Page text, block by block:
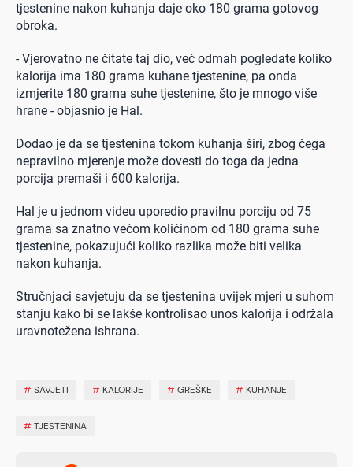
tjestenine nakon kuhanja daje oko 180 grama gotovog
obroka.
- Vjerovatno ne čitate taj dio, već odmah pogledate koliko
kalorija ima 180 grama kuhane tjestenine, pa onda
izmjerite 180 grama suhe tjestenine, što je mnogo više
hrane - objasnio je Hal.
Dodao je da se tjestenina tokom kuhanja širi, zbog čega
nepravilno mjerenje može dovesti do toga da jedna
porcija premaši i 600 kalorija.
Hal je u jednom videu uporedio pravilnu porciju od 75
grama sa znatno većom količinom od 180 grama suhe
tjestenine, pokazujući koliko razlika može biti velika
nakon kuhanja.
Stručnjaci savjetuju da se tjestenina uvijek mjeri u suhom
stanju kako bi se lakše kontrolisao unos kalorija i održala
uravnotežena ishrana.
#SAVJETI # KALORIJE #GREŠKE # KUHANJE
#TJESTENINA